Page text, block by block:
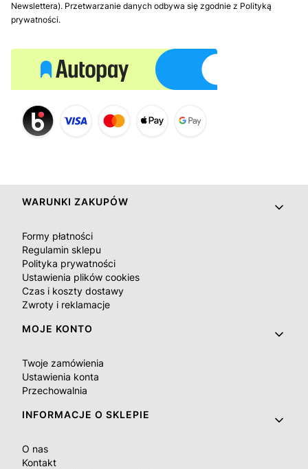
Newslettera). Przetwarzanie danych odbywa się zgodnie z Polityką
prywatności.
Linki w stopce
WARUNKI ZAKUPÓW
Formy płatności
Regulamin sklepu
Polityka prywatności
Ustawienia plików cookies
Czas i koszty dostawy
Zwroty i reklamacje
MOJE KONTO
Twoje zamówienia
Ustawienia konta
Przechowalnia
INFORMACJE O SKLEPIE
O nas
Kontakt